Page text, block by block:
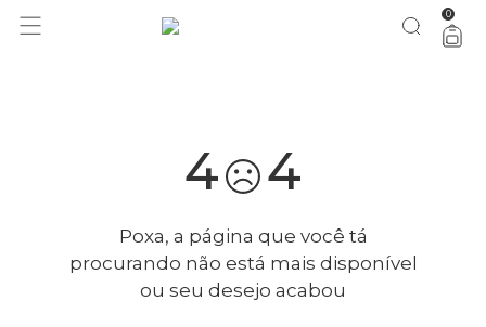
você merece 30% OFF pra comemorar com a gente aproveita! 0
4 4
Poxa, a página que você tá
procurando não está mais disponível
ou seu desejo acabou